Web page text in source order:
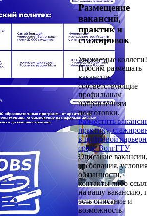
Размещение
вакансий,
практик и
стажировок
Уважаемые коллеги!
Просим размещать
вакансии,
соответствующие
профильным
направлениям
подготовки.
Разместить
практику,
в цифровой
среде ВолгГТУ
Описание вакансии,
требования,
обязанности,
контакты либо
на вашу вакансию,
есть описание и
возможность